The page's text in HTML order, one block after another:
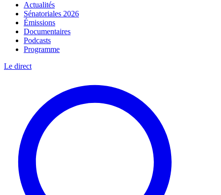
Actualités
Sénatoriales 2026
Émissions
Documentaires
Podcasts
Programme
Le direct